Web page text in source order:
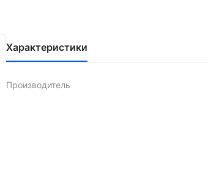
Характеристики
Производитель